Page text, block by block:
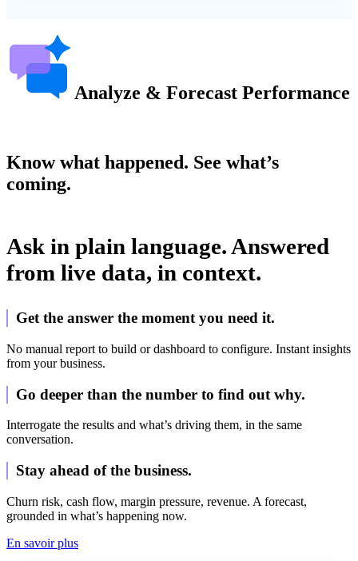
Analyze & Forecast Performance
Know what happened. See what’s
coming.
Ask in plain language. Answered
from live data, in context.
Get the answer the moment you need it.
No manual report to build or dashboard to configure. Instant insights
from your business.
Go deeper than the number to find out why.
Interrogate the results and what’s driving them, in the same
conversation.
Stay ahead of the business.
Churn risk, cash flow, margin pressure, revenue. A forecast,
grounded in what’s happening now.
En savoir plus